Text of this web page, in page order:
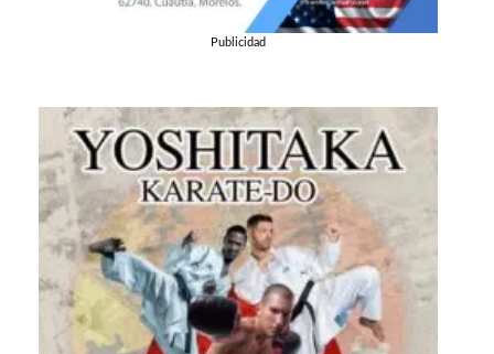
Publicidad